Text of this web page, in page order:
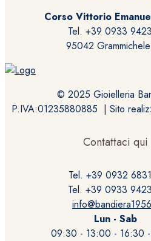
prodotto
Corso Vittorio
Tel. +39 0933
95042
© 2025 Gioielleria
P.IVA:01235880885 | Sito
Contattaci qui
Tel. +39 0932
Tel. +39 0933
Lun - Sab
09:30 - 13:00 - 16:30